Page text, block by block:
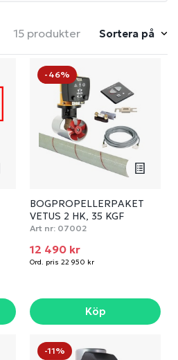
15 produkter Sortera på
-46%
BOGPROPELLERPAKET
VETUS 2 HK, 35 KGF
BOW3512
Art nr: 07002
12 490 kr
Ord. pris 22 950 kr
Köp
-11%